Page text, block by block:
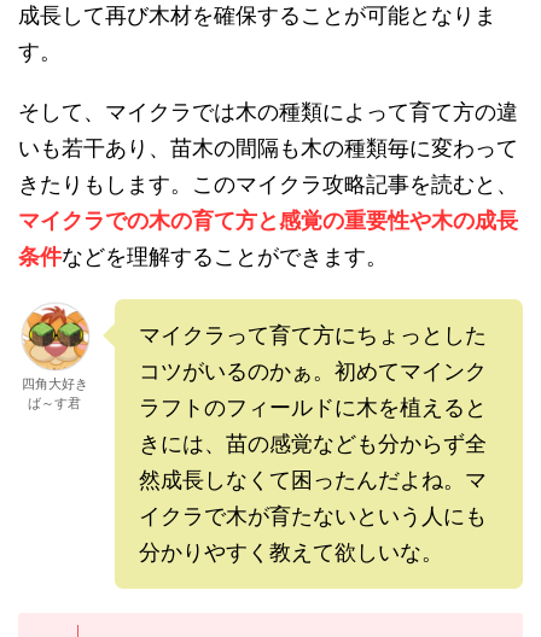
成長して再び木材を確保することが可能となりま
す。
そして、マイクラでは木の種類によって育て方の違
いも若干あり、苗木の間隔も木の種類毎に変わって
きたりもします。このマイクラ攻略記事を読むと、
マイクラでの木の育て方と感覚の重要性や木の成長
条件などを理解することができます。
四角大好き
ば～す君
マイクラって育て方にちょっとした
コツがいるのかぁ。初めてマインク
ラフトのフィールドに木を植えると
きには、苗の感覚なども分からず全
然成長しなくて困ったんだよね。マ
イクラで木が育たないという人にも
分かりやすく教えて欲しいな。